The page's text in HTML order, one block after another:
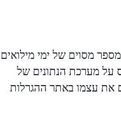
מסוים של ימי מילואים
מבוסס על מערכת הנתונים של
את עצמו באתר ההגרלות